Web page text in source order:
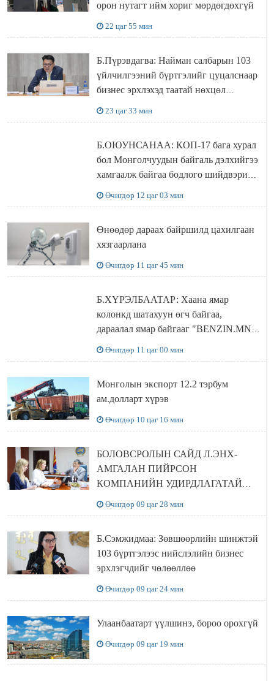
орон нутагт ийм хориг мөрдөгдөхгүй
22 цаг 55 мин
Б.Пүрэвдагва: Найман салбарын 103
үйлчилгээний бүртгэлийг цуцалснаар
бизнес эрхлэхэд таатай нөхцөл
23 цаг 33 мин
Б.ОЮУНСАНАА: КОП-17 бага хурал
бол Монголчуудын байгаль дэлхийгээ
хамгаалж байгаа бодлого шийдвэрийг
Өчигдөр 12 цаг 03 мин
Өнөөдөр дараах байршилд цахилгаан
хязгаарлана
Өчигдөр 11 цаг 45 мин
Б.ХҮРЭЛБААТАР: Хаана ямар
колонкд шатахуун өгч байгаа,
дараалал ямар байгааг "BENZIN.MN”
Өчигдөр 11 цаг 00 мин
Монголын экспорт 12.2 тэрбум
ам.долларт хүрэв
Өчигдөр 10 цаг 16 мин
БОЛОВСРОЛЫН САЙД Л.ЭНХ-
АМГАЛАН ПИЙРСОН
КОМПАНИЙН УДИРДЛАГАТАЙ
Өчигдөр 09 цаг 28 мин
Б.Сэмжидмаа: Зөвшөөрлийн шинжтэй
103 бүртгэлээс нийслэлийн бизнес
эрхлэгчдийг чөлөөллөө
Өчигдөр 09 цаг 24 мин
Улаанбаатарт үүлшинэ, бороо орохгүй
Өчигдөр 09 цаг 19 мин